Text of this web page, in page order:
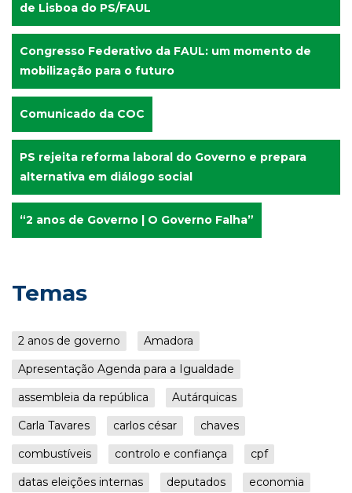
de Lisboa do PS/FAUL
Congresso Federativo da FAUL: um momento de
mobilização para o futuro
Comunicado da COC
PS rejeita reforma laboral do Governo e prepara
alternativa em diálogo social
“2 anos de Governo | O Governo Falha”
Temas
2 anos de governo
Amadora
Apresentação Agenda para a Igualdade
assembleia da república
Autárquicas
Carla Tavares
carlos césar
chaves
combustíveis
controlo e confiança
cpf
datas eleições internas
deputados
economia